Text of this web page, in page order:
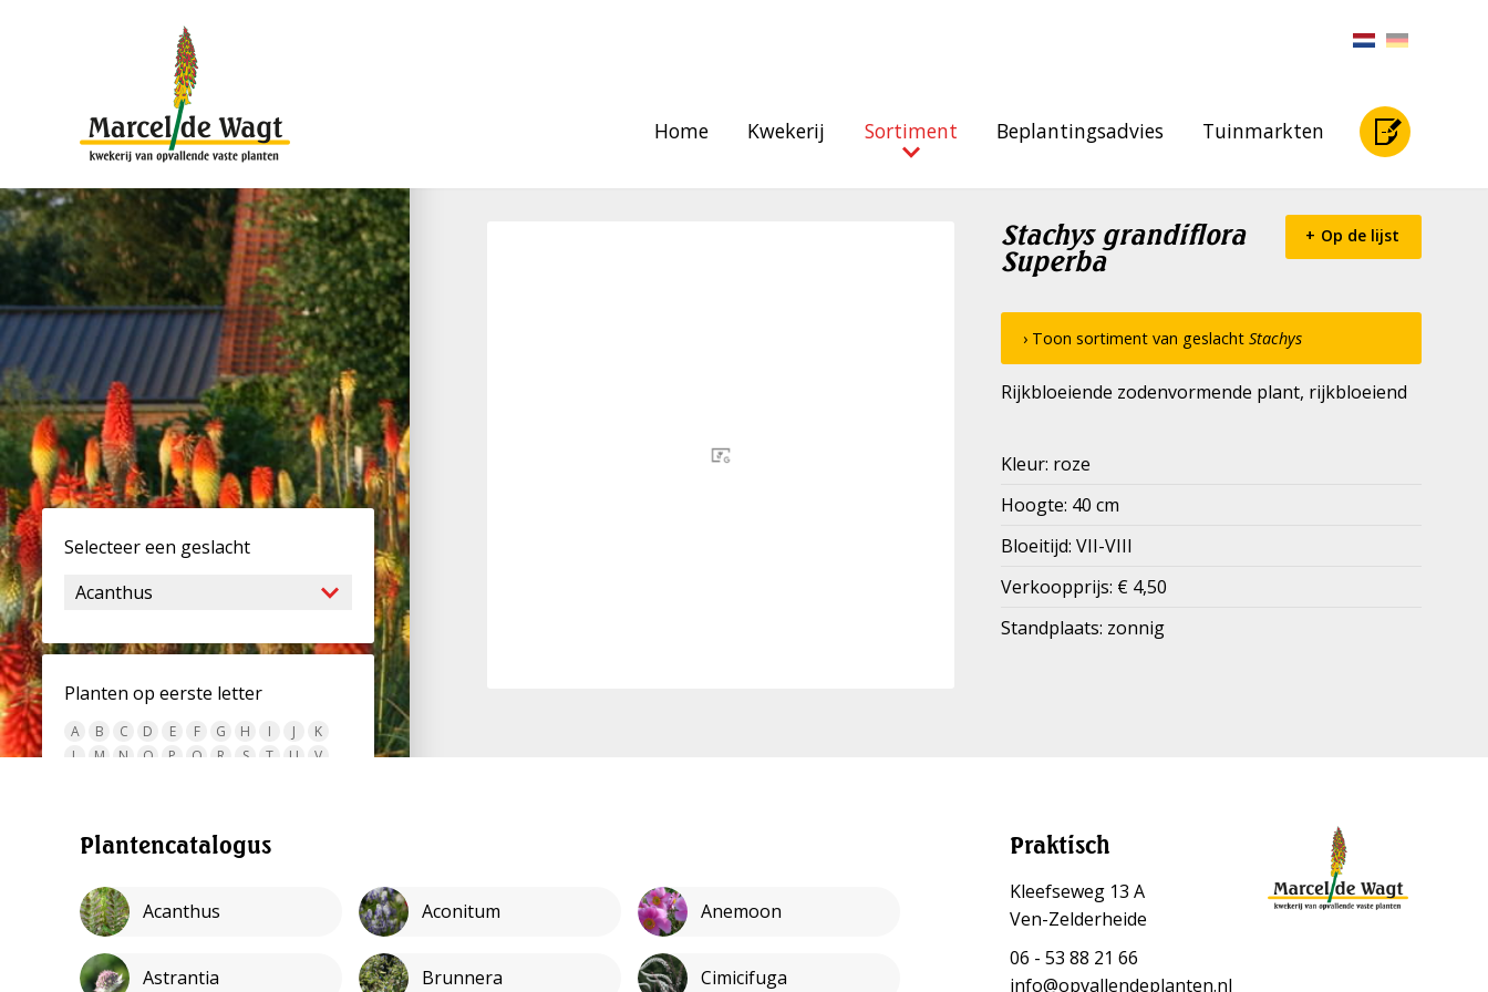
Home Kwekerij Sortiment Beplantingsadvies Tuinmarkten
Selecteer een geslacht
Planten op eerste letter
A B C D E F G H I J
K
L
M N O P Q R S T U
V
Plantencatalogus
Stachys grandiflora
Superba
Op de lijst
› Toon sortiment van geslachtStachys
Rijkbloeiende zodenvormende plant, rijkbloeiend
Kleur: roze
Hoogte: 40 cm
Bloeitijd: VII-VIII
Verkoopprijs: € 4,50
Standplaats: zonnig
Plantencatalogus
Acanthus Aconitum Anemoon
Astrantia Brunnera Cimicifuga
Praktisch
Kleefseweg 13 A
Ven-Zelderheide
06 - 53 88 21 66
info@opvallendeplanten.nl